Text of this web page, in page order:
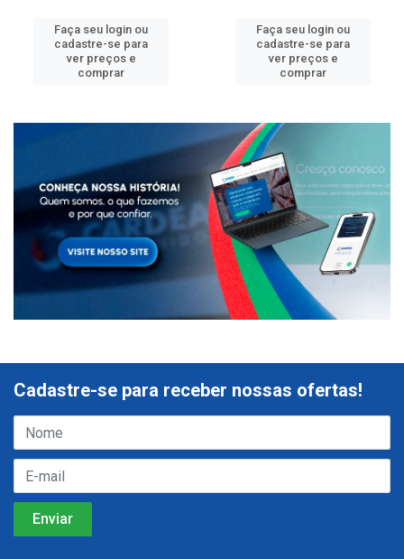
Faça seu login ou
cadastre-se para
ver preços e
comprar
Faça seu login ou
cadastre-se para
ver preços e
comprar
Cadastre-se para receber nossas ofertas!